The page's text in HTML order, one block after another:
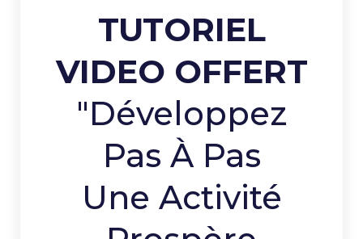
TUTORIEL
VIDEO OFFERT
"Développez
Pas À Pas
Une Activité